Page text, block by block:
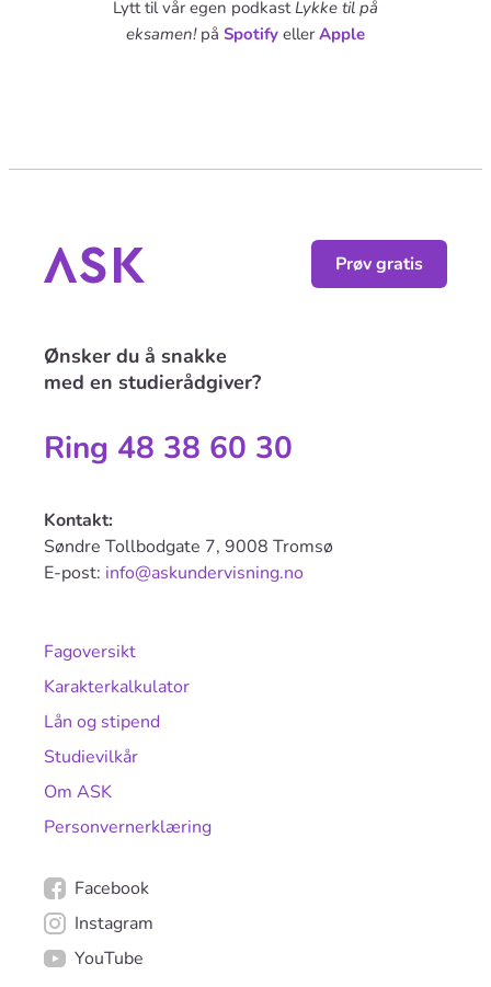
Lytt til vår egen podkast Lykke til på
eksamen!på Spotify eller Apple
Fagoversikt
Karakterkalkulator
Lån og stipend
Studievilkår
Om ASK
Personvernerklæring
Facebook
Instagram
YouTube
Ønsker du å snakke
med en studierådgiver?
Ring 48 38 60 30
Kontakt:
Søndre Tollbodgate 7, 9008 Tromsø
E-post: info@askundervisning.no
Prøv gratis